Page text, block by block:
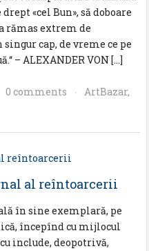
«cel Bun», să doboare
rămas extrem de
cap, de vreme ce pe
– ALEXANDER VON […]
0 comments · ArtBazar,
al reîntoarcerii
în sine exemplară, pe
începînd cu mijlocul
include, deopotrivă,